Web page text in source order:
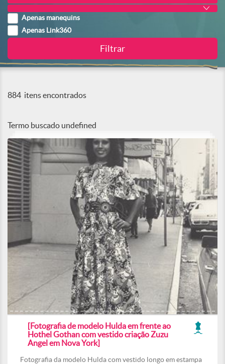
Apenas manequins
Apenas Link360
884 itens encontrados
Termo buscado undefined
[Fotografia de modelo Hulda em frente ao
Hothel Gothan com vestido criação Zuzu
Angel em Nova York]
Fotografia da modelo Hulda com vestido longo em estampa